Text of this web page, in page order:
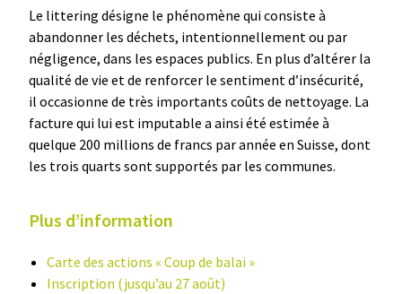
Le littering désigne le phénomène qui consiste à
abandonner les déchets, intentionnellement ou par
négligence, dans les espaces publics. En plus d’altérer la
qualité de vie et de renforcer le sentiment d’insécurité,
il occasionne de très importants coûts de nettoyage. La
facture qui lui est imputable a ainsi été estimée à
quelque 200 millions de francs par année en Suisse, dont
les trois quarts sont supportés par les communes.
Plus d’information
Carte des actions « Coup de balai »
Inscription (jusqu’au 27 août)